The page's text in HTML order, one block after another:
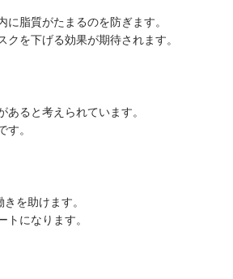
脂質がたまるのを防ぎます。
を下げる効果が期待されます。
ると考えられています。
。
を助けます。
になります。